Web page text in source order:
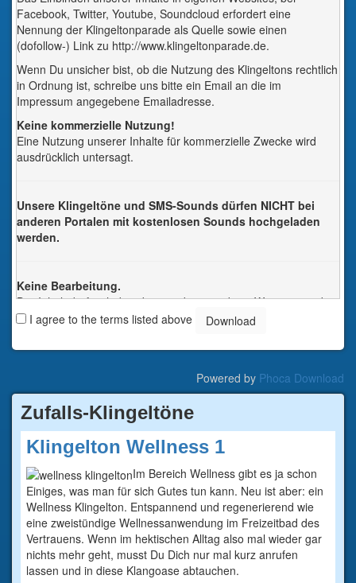
Facebook, Twitter, Youtube, Soundcloud erfordert eine
Nennung der Klingeltonparade als Quelle sowie einen
(dofollow-) Link zu http://www.klingeltonparade.de.
Wenn Du unsicher bist, ob die Nutzung des Klingeltons rechtlich
in Ordnung ist, schreibe uns bitte ein Email an die im
Impressum angegebene Emailadresse.
Keine kommerzielle Nutzung!
Eine Nutzung unserer Inhalte für kommerzielle Zwecke wird
ausdrücklich untersagt.
Unsere Klingeltöne und SMS-Sounds dürfen NICHT bei
anderen Portalen mit kostenlosen Sounds hochgeladen
werden.
Keine Bearbeitung.
Der Inhalt darf nicht bearbeitet oder in anderer Weise verändert
werden. Jede Änderung verstösst gegen das Urheberrecht und
des Rechtsinhabers aufgehoben werden.
I agree to the terms listed above
Powered by Phoca Download
Zufalls-Klingeltöne
Klingelton Wellness 1
Im Bereich Wellness gibt es ja schon
Einiges, was man für sich Gutes tun kann. Neu ist aber: ein
Wellness Klingelton. Entspannend und regenerierend wie
eine zweistündige Wellnessanwendung im Freizeitbad des
Vertrauens. Wenn im hektischen Alltag also mal wieder gar
nichts mehr geht, musst Du Dich nur mal kurz anrufen
lassen und in diese Klangoase abtauchen.